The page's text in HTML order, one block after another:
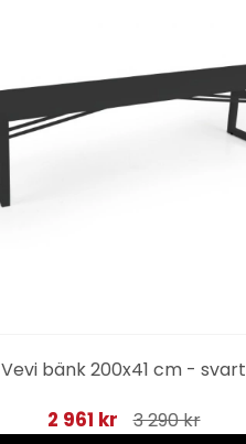
Vevi bänk 200x41 cm - svart
2 961 kr 3 290 kr